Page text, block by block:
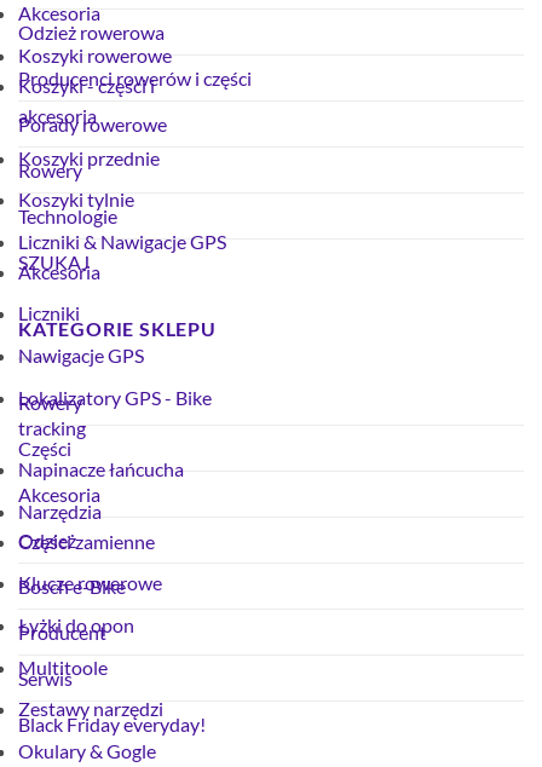
Akcesoria
Koszyki rowerowe
Koszyki - części i
akcesoria
Koszyki przednie
Koszyki tylnie
Liczniki & Nawigacje GPS
Akcesoria
Liczniki
Nawigacje GPS
Lokalizatory GPS - Bike
tracking
Napinacze łańcucha
Narzędzia
Części zamienne
Klucze rowerowe
Łyżki do opon
Multitoole
Zestawy narzędzi
Okulary & Gogle
Odzież rowerowa
Producenci rowerów i części
Porady rowerowe
Rowery
Technologie
SZUKAJ
KATEGORIE SKLEPU
Rowery
Części
Akcesoria
Odzież
Bosch e-Bike
Producent
Serwis
Black Friday everyday!